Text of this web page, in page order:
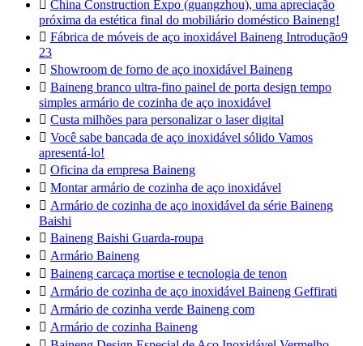
China Construction Expo (guangzhou), uma apreciação
próxima da estética final do mobiliário doméstico Baineng!
 Fábrica de móveis de aço inoxidável Baineng Introdução9
23
 Showroom de forno de aço inoxidável Baineng
 Baineng branco ultra-fino painel de porta design tempo
simples armário de cozinha de aço inoxidável
 Custa milhões para personalizar o laser digital
 Você sabe bancada de aço inoxidável sólido Vamos
apresentá-lo!
 Oficina da empresa Baineng
 Montar armário de cozinha de aço inoxidável
 Armário de cozinha de aço inoxidável da série Baineng
Baishi
 Baineng Baishi Guarda-roupa
 Armário Baineng
 Baineng carcaça mortise e tecnologia de tenon
 Armário de cozinha de aço inoxidável Baineng Geffirati
 Armário de cozinha verde Baineng com
 Armário de cozinha Baineng